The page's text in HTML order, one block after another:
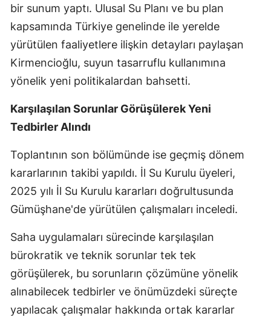
Kahramanmaraş
Mardin
Muş
Niğde
Ordu
Rize
Sakarya
Samsun
Siirt
bir sunum yaptı. Ulusal Su Planı ve bu plan
kapsamında Türkiye genelinde ile yerelde
yürütülen faaliyetlere ilişkin detayları paylaşan
Kirmencioğlu, suyun tasarruflu kullanımına
yönelik yeni politikalardan bahsetti.
Karşılaşılan Sorunlar Görüşülerek Yeni
Tedbirler Alındı
Toplantının son bölümünde ise geçmiş dönem
kararlarının takibi yapıldı. İl Su Kurulu üyeleri,
2025 yılı İl Su Kurulu kararları doğrultusunda
Gümüşhane'de yürütülen çalışmaları inceledi.
Saha uygulamaları sürecinde karşılaşılan
bürokratik ve teknik sorunlar tek tek
görüşülerek, bu sorunların çözümüne yönelik
alınabilecek tedbirler ve önümüzdeki süreçte
yapılacak çalışmalar hakkında ortak kararlar